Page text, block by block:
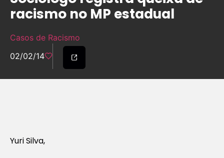
racismo no MP estadual
Casos de Racismo
02/02/14
Yuri Silva,